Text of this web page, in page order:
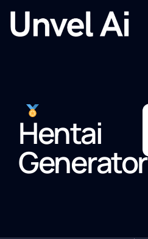
Hentai
Generator